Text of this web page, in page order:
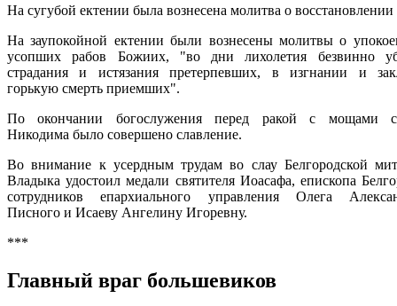
На сугубой ектении была вознесена молитва о
На заупокойной ектении были вознесены молитвы о
усопших рабов Божиих, "во дни лихолетия безвинно
страдания и истязания претерпевших, в изгнании и
горькую смерть приемших".
По окончании богослужения перед ракой с мощами
Никодима было совершено славление.
Во внимание к усердным трудам во слау Белгородской
Владыка удостоил медали святителя Иоасафа, епископа
сотрудников епархиального управления Олега
Писного и Исаеву Ангелину Игоревну.
***
Главный враг большевиков